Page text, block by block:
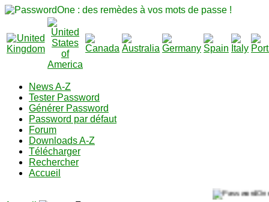
News A-Z
Tester Password
Générer Password
Password par défaut
Forum
Downloads A-Z
Télécharger
Rechercher
Accueil